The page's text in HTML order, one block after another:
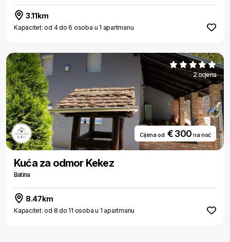
3.11km
Kapacitet: od 4 do 6 osoba u 1 apartmanu
2 ocjena
Cijena od € 300na noć
Kuća za odmor Kekez
Batina
8.47km
Kapacitet: od 8 do 11 osoba u 1 apartmanu